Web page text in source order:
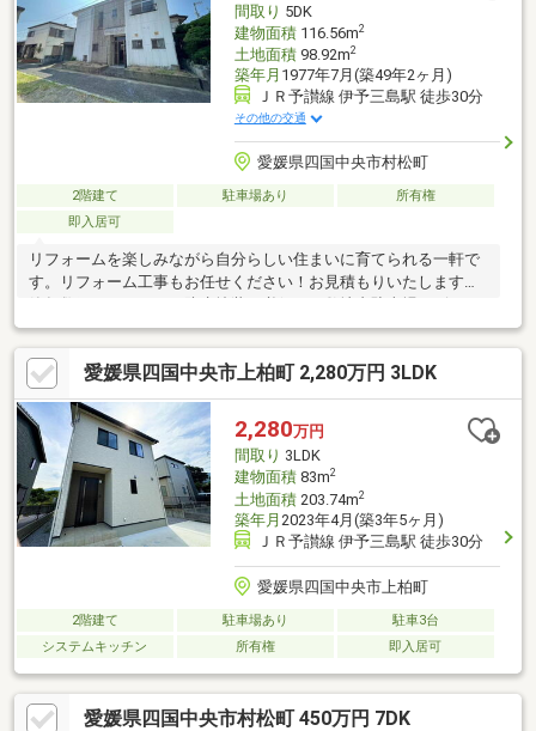
間取り 5DK
建物面積116.56m2
土地面積98.92m2
築年月 1977年7月(築49年2ヶ月)
ＪＲ予讃線 伊予三島駅 徒歩30分
その他の交通
愛媛県四国中央市村松町
2階建て 駐車場あり
所有権
即入居可
リフォームを楽しみながら自分らしい住まいに育てられる一軒で
す。リフォーム工事もお任せください！お見積もりいたします！
インガレージになりますので停められるお車の車幅が決まってお
ります。
愛媛県四国中央市上柏町 2,280万円 3LDK
2,280万円
間取り 3LDK
建物面積83m2
土地面積203.74m2
築年月 2023年4月(築3年5ヶ月)
ＪＲ予讃線 伊予三島駅 徒歩30分
愛媛県四国中央市上柏町
2階建て 駐車場あり
駐車3台
システムキッチン
所有権 即入居可
愛媛県四国中央市村松町 450万円 7DK